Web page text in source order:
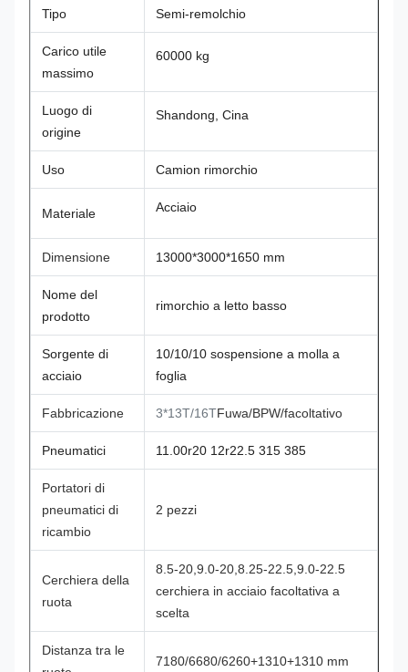
Tipo Semi-remolchio
Carico utile
massimo
60000 kg
Luogo di
origine
Shandong, Cina
Uso Camion rimorchio
Materiale Acciaio
Dimensione 13000*3000*1650 mm
Nome del
prodotto
rimorchio a letto basso
Sorgente di
acciaio
10/10/10 sospensione a molla a
foglia
Fabbricazione 3*13T/16TFuwa/BPW/facoltativo
Pneumatici 11.00r20 12r22.5 315 385
Portatori di
pneumatici di
ricambio
2 pezzi
Cerchiera della
ruota
8.5-20,9.0-20,8.25-22.5,9.0-22.5
cerchiera in acciaio facoltativa a
scelta
Distanza tra le
7180/6680/6260+1310+1310 mm